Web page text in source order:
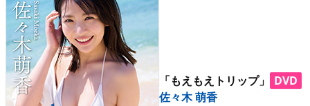
「もえもえトリップ」
DVD
佐々木 萌香